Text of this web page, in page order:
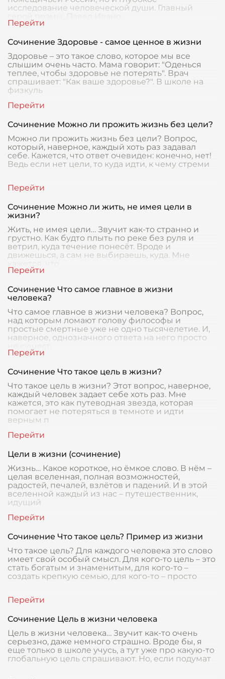
исследование человеческой души. Главный
герой поэмы, Павел Ивано
Сочинение Здоровье - самое ценное в жизни
Здоровье – это такое слово, которое мы все
слышим очень часто. Мама говорит: "Оденься
теплее, чтобы здоровье не потерять". Врач
спрашивает: "Как ваше здоровье?". В школе на
физкуль
Сочинение Можно ли прожить жизнь без цели?
Можно ли прожить жизнь без цели? Вопрос,
который, наверное, каждый хоть раз задавал
себе. Кажется, что ответ очевиден: конечно, нет!
Ведь если нет цели, то куда идти, к чему стреми
Сочинение Можно ли жить, не имея цели в
жизни?
Жить, не имея цели… Звучит как-то странно и
грустно. Как будто плыть по реке без руля и
ветрил, куда течение понесёт. Вроде и
движешься, а сам не выбираешь, куда. Мне
Сочинение Что самое главное в жизни
человека?
Что самое главное в жизни человека? Вопрос,
над которым ломают голову философы и
простые смертные уже не одно тысячелетие. И,
наверное, однозначного ответа на него просто
Сочинение Что такое цель в жизни?
Что такое цель в жизни? Этот вопрос, наверное,
каждый человек задает себе хоть раз. Мне
кажется, это как путеводная звезда, которая
помогает не потеряться в темноте и идти
верным п
Цели в жизни (сочинение)
Жизнь… Какое короткое, но ёмкое слово. В нём –
целая вселенная, полная возможностей,
радостей, печалей, взлётов и падений. И в этой
вселенной каждый из нас – путешественник,
идущий
Сочинение Что такое цель? Пример из жизни
Что такое цель? Для каждого человека это слово
имеет свой особый смысл. Для кого-то цель – это
стать богатым и знаменитым, для кого-то –
создать крепкую семью, для кого-то – просто
Сочинение Цель в жизни человека
Цель в жизни человека… Звучит как-то очень
серьезно, даже немного страшно. Вроде бы, я
еще только в школе учусь, а тут уже про какую-то
глобальную цель спрашивают. Но, если подумат